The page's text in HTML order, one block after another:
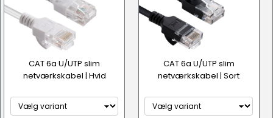
CAT 6a U/UTP slim
netværkskabel | Hvid
CAT 6a U/UTP slim
netværkskabel | Sort